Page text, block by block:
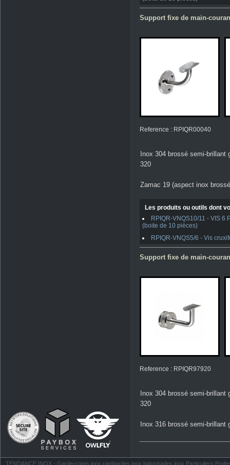
Support fixe de main-
Reference : RPIQR00040
Inox 304 brossé semi-brillant
320
Zamac 19 (aspect inox
Les produits ou outils dont
RPIQR-VNQS10/11 - VIS
(boite de 10 pièces)
RPIQR-VNQS5/6 - Vis
Support fixe de main-
Reference : RPIQR97920
Inox 304 brossé semi-brillant
320
Inox 316 brossé semi-brillant
TENDANCE INOX - Garde-corps inox rambardes inox balustrades inox Particuliers